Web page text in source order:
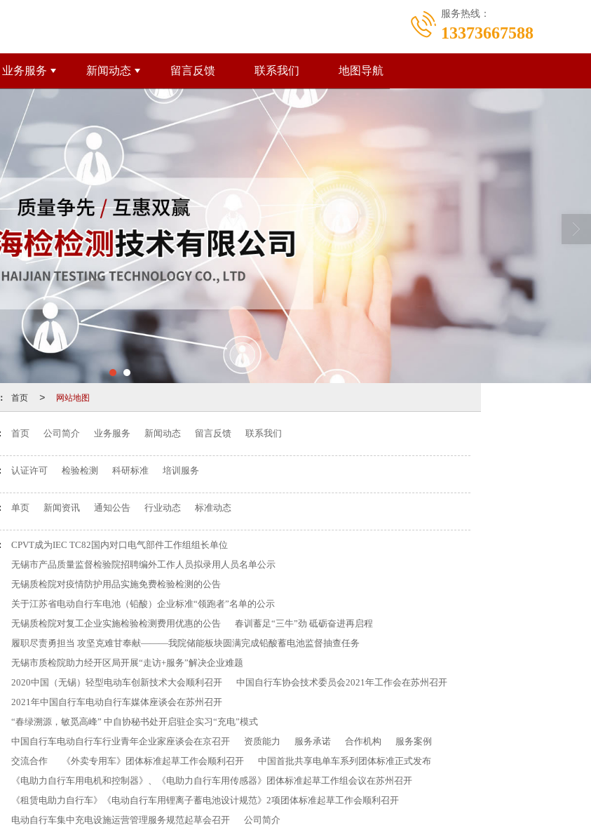
服务热线：
13373667588
业务服务 新闻动态 留言反馈 联系我们 地图导航
首页 > 网站地图
首页 公司简介 业务服务 新闻动态 留言反馈 联系我们
认证许可 检验检测 科研标准 培训服务
单页 新闻资讯 通知公告 行业动态 标准动态
CPVT成为IEC TC82国内对口电气部件工作组组长单位
无锡市产品质量监督检验院招聘编外工作人员拟录用人员名单公示
无锡质检院对疫情防护用品实施免费检验检测的公告
关于江苏省电动自行车电池（铅酸）企业标准“领跑者”名单的公示
无锡质检院对复工企业实施检验检测费用优惠的公告
春训蓄足“三牛”劲 砥砺奋进再启程
履职尽责勇担当 攻坚克难甘奉献———我院储能板块圆满完成铅酸蓄电池监督抽查任务
无锡市质检院助力经开区局开展“走访+服务”解决企业难题
2020中国（无锡）轻型电动车创新技术大会顺利召开
中国自行车协会技术委员会2021年工作会在苏州召开
2021年中国自行车电动自行车媒体座谈会在苏州召开
“春绿溯源，敏觅高峰” 中自协秘书处开启驻企实习“充电”模式
中国自行车电动自行车行业青年企业家座谈会在京召开
资质能力 服务承诺 合作机构
服务案例
交流合作
《外卖专用车》团体标准起草工作会顺利召开
中国首批共享电单车系列团体标准正式发布
《电助力自行车用电机和控制器》、《电助力自行车用传感器》团体标准起草工作组会议在苏州召开
《租赁电助力自行车》《电动自行车用锂离子蓄电池设计规范》2项团体标准起草工作会顺利召开
电动自行车集中充电设施运营管理服务规范起草会召开
公司简介